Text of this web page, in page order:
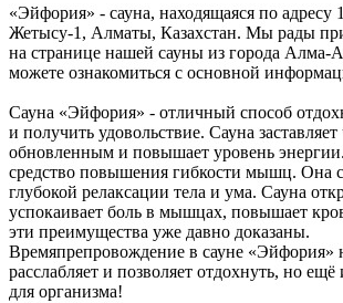
«Эйфория» - сауна, находящаяся по адресу
Жетысу-1, Алматы, Казахстан. Мы рады
на странице нашей сауны из города Алма-
можете ознакомиться с основной
Сауна «Эйфория» - отличный способ
и получить удовольствие. Сауна заставляет
обновленным и повышает уровень
средство повышения гибкости мышц. Она
глубокой релаксации тела и ума. Сауна
успокаивает боль в мышцах, повышает
эти преимущества уже давно доказаны.
Времяпрепровождение в сауне «Эйфория»
расслабляет и позволяет отдохнуть, но ещё
для организма!